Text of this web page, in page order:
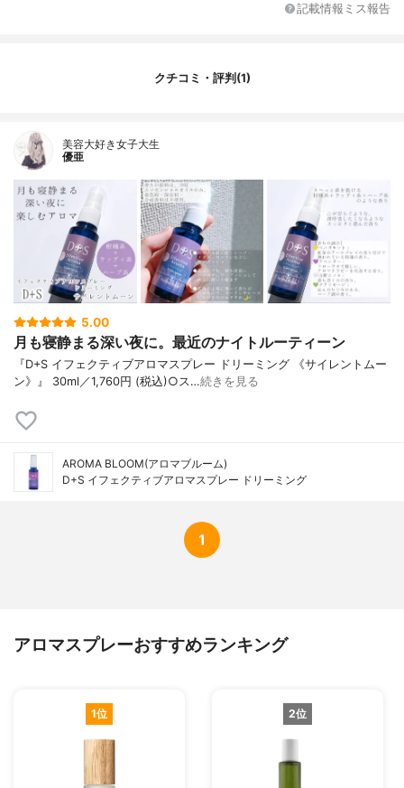
記載情報ミス報告
クチコミ・評判(1)
美容大好き女子大生
優亜
5.00
月も寝静まる深い夜に。最近のナイトルーティーン
『D+S イフェクティブアロマスプレー ドリーミング 《サイレントムー
ン》』 30ml／1,760円 (税込)○ス…続きを見る
AROMA BLOOM(アロマブルーム)
D+S イフェクティブアロマスプレー ドリーミング
1
アロマスプレーおすすめランキング
1位 2位